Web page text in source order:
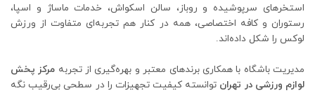
استخرهای سرپوشیده و روباز، سالن اسکواش، خدمات ماساژ و اسپا،
رستوران و کافه اختصاصی، همه در کنار هم تجربه‌ای متفاوت از ورزش
لوکس را شکل داده‌اند.
مدیریت باشگاه با همکاری برندهای معتبر و بهره‌گیری از تجربه مرکز پخش
لوازم ورزشی در تهران توانسته کیفیت تجهیزات را در سطحی بی‌رقیب نگه